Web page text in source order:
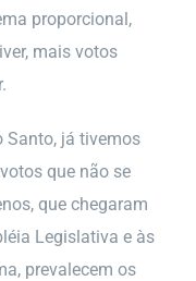
proporcional,
mais votos
Santo, já tivemos
que não se
que chegaram
Legislativa e às
prevalecem os